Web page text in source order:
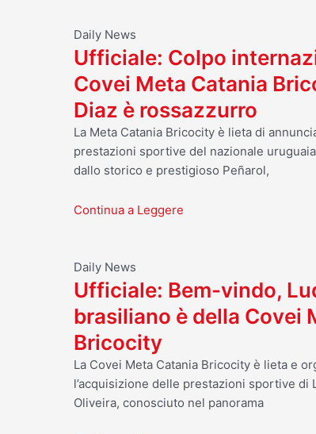
Daily News
Ufficiale: Colpo
Covei Meta Catania
Diaz è rossazzurro
La Meta Catania Bricocity è lieta di
prestazioni sportive del nazionale
dallo storico e prestigioso Peñarol,
Continua a Leggere
Daily News
Ufficiale: Bem-vindo,
brasiliano è della Covei
Bricocity
La Covei Meta Catania Bricocity è lieta e
l’acquisizione delle prestazioni sportive di
Oliveira, conosciuto nel panorama